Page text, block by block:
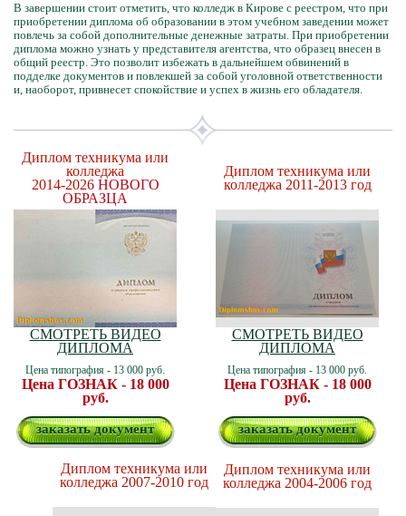
В завершении стоит отметить, что колледж в Кирове с реестром, что при
приобретении диплома об образовании в этом учебном заведении может
повлечь за собой дополнительные денежные затраты. При приобретении
диплома можно узнать у представителя агентства, что образец внесен в
общий реестр. Это позволит избежать в дальнейшем обвинений в
подделке документов и повлекшей за собой уголовной ответственности
и, наоборот, привнесет спокойствие и успех в жизнь его обладателя.
Диплом техникума или
колледжа
2014-2026 НОВОГО
ОБРАЗЦА
СМОТРЕТЬ ВИДЕО
ДИПЛОМА
Цена типография - 13 000 руб.
Цена ГОЗНАК - 18 000
руб.
заказать документ
Диплом техникума или
колледжа 2011-2013 год
СМОТРЕТЬ ВИДЕО
ДИПЛОМА
Цена типография - 13 000 руб.
Цена ГОЗНАК - 18 000
руб.
заказать документ
Диплом техникума или
колледжа 2007-2010 год
Диплом техникума или
колледжа 2004-2006 год